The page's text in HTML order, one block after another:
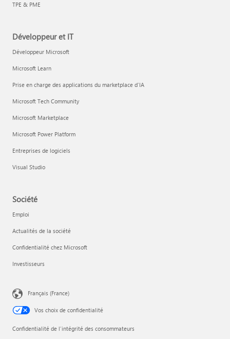
TPE & PME
Développeur et IT
Développeur Microsoft
Microsoft Learn
Prise en charge des applications du marketplace d’IA
Microsoft Tech Community
Microsoft Marketplace
Microsoft Power Platform
Entreprises de logiciels
Visual Studio
Société
Emploi
Actualités de la société
Confidentialité chez Microsoft
Investisseurs
Français (France)
Vos choix de confidentialité
Confidentialité de l’intégrité des consommateurs